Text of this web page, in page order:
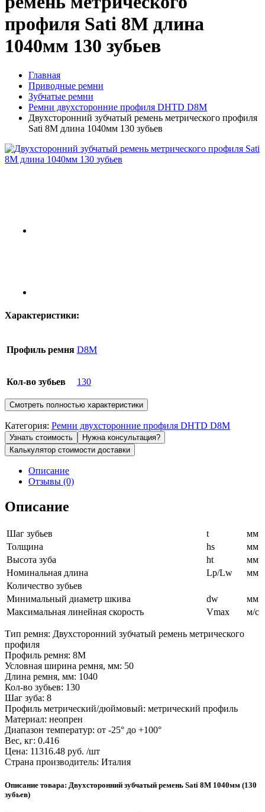
профиля Sati 8M длина
1040мм 130 зубьев
Главная
Приводные ремни
Зубчатые ремни
Ремни двухсторонние профиля DHTD D8M
Двухсторонний зубчатый ремень метрического профиля
Sati 8M длина 1040мм 130 зубьев
Характеристики:
Профиль ремня D8M
Кол-во зубьев 130
Смотреть полностью характеристики
Категория: Ремни двухсторонние профиля DHTD D8M
Узнать стоимость
Нужна консультация?
Калькулятор стоимости доставки
Описание
Отзывы (0)
Описание
Шаг зубьев t
мм
Толщина
hs
мм
Высота зуба
ht
мм
Номинальная длина
Lp/Lw
мм
Количество зубьев
Минимальный диаметр шкива
dw
мм
Максимальная линейная скорость
Vmax м/c
Тип ремня: Двухсторонний зубчатый ремень метрического
профиля
Профиль ремня: 8M
Условная ширина ремня, мм: 50
Длина ремня, мм: 1040
Кол-во зубьев: 130
Шаг зуба: 8
Профиль метрический/дюймовый: метрический профиль
Материал: неопрен
Диапазон температур: от -25° до +100°
Вес, кг: 0.416
Цена: 11316.48 руб. /шт
Страна производитель: Италия
Описание товара: Двухсторонний зубчатый ремень Sati 8M 1040мм (130
зубьев)